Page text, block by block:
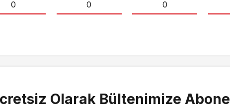
0 0 0
Olarak Bültenimize Abone